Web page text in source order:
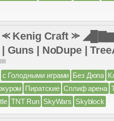
Kenig Craft ⪼
Guns | NoDupe |
с Голодными играми Без Дюпа
Пиратские Сплиф арена
TNT Run SkyWars Skyblock